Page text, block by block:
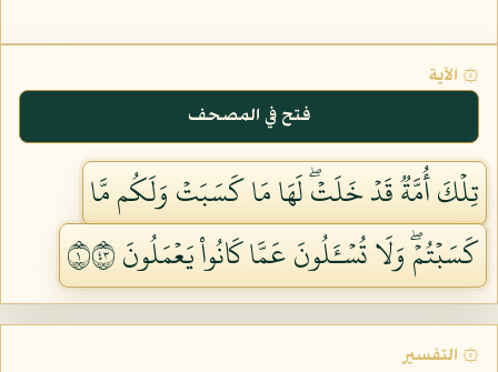
۞ الآية
فتح في المصحف
تِلۡكَ أُمَّةٞ قَدۡ خَلَتۡۖ لَهَا مَا كَسَبَتۡ وَلَكُم مَّا
كَسَبۡتُمۡۖ وَلَا تُسۡـَٔلُونَ عَمَّا كَانُواْ يَعۡمَلُونَ ١٣٤
۞ التفسير